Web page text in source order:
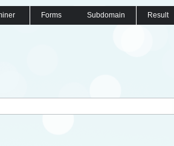
Forms Subdomain Result